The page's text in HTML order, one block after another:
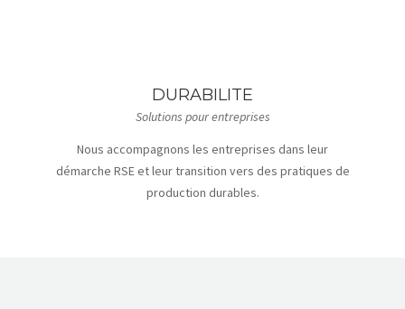
DURABILITE
Solutions pour entreprises
Nous accompagnons les entreprises dans leur
démarche RSE et leur transition vers des pratiques de
production durables.